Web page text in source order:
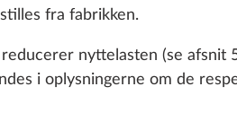
Registrering for 4
fra fabrikken.
nyttelasten (se afsnit
i oplysningerne om de